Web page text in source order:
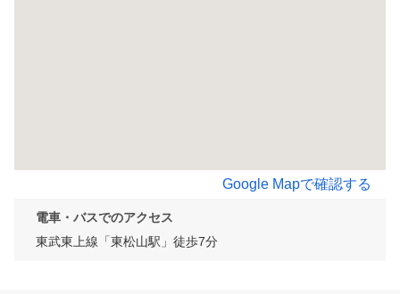
Google Mapで確認する
電車・バスでのアクセス
東武東上線「東松山駅」徒歩7分